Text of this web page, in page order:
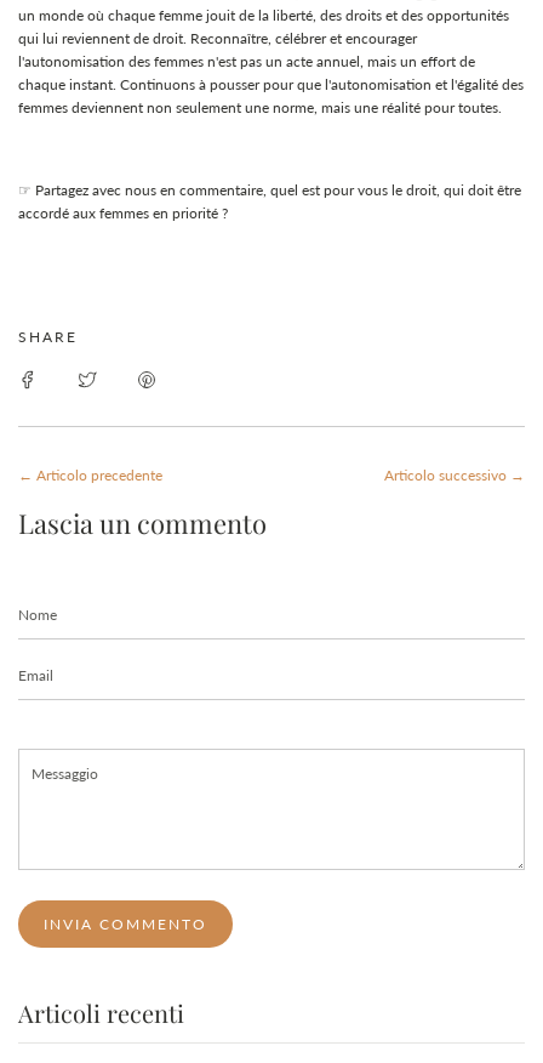
un monde où chaque femme jouit de la liberté, des droits et des opportunités
qui lui reviennent de droit. Reconnaître, célébrer et encourager
l'autonomisation des femmes n'est pas un acte annuel, mais un effort de
chaque instant. Continuons à pousser pour que l'autonomisation et l'égalité des
femmes deviennent non seulement une norme, mais une réalité pour toutes.
☞ Partagez avec nous en commentaire, quel est pour vous le droit, qui doit être
accordé aux femmes en priorité ?
SHARE
← Articolo precedente Articolo successivo →
Lascia un commento
Articoli recenti